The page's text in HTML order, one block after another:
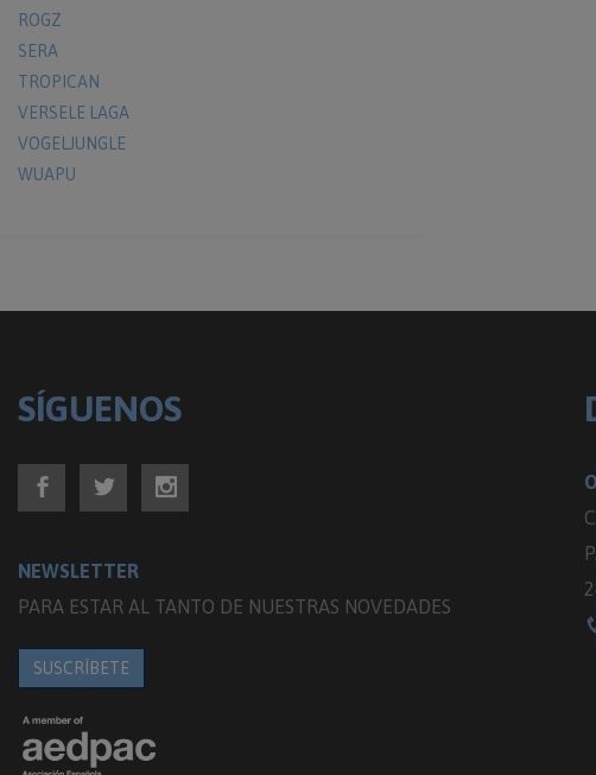
ROGZ
SERA
TROPICAN
VERSELE LAGA
VOGELJUNGLE
WUAPU
SÍGUENOS
NEWSLETTER
PARA ESTAR AL TANTO DE NUESTRAS NOVEDADES
SUSCRÍBETE